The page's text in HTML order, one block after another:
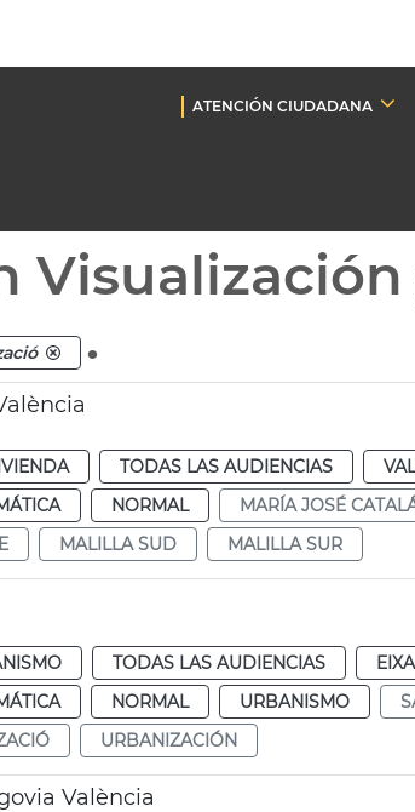
ATENCIÓN CIUDADANA
Visualización
.
TODAS LAS AUDIENCIAS
NORMAL MARÍA JOSÉ
MALILLA SUD MALILLA SUR
TODAS LAS AUDIENCIAS
NORMAL URBANISMO
URBANIZACIÓN
València